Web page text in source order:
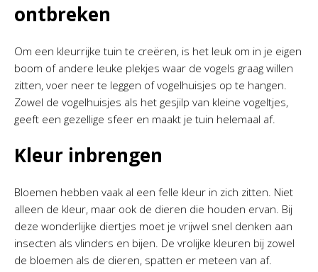
ontbreken
Om een kleurrijke tuin te creëren, is het leuk om in je eigen
boom of andere leuke plekjes waar de vogels graag willen
zitten, voer neer te leggen of vogelhuisjes op te hangen.
Zowel de vogelhuisjes als het gesjilp van kleine vogeltjes,
geeft een gezellige sfeer en maakt je tuin helemaal af.
Kleur inbrengen
Bloemen hebben vaak al een felle kleur in zich zitten. Niet
alleen de kleur, maar ook de dieren die houden ervan. Bij
deze wonderlijke diertjes moet je vrijwel snel denken aan
insecten als vlinders en bijen. De vrolijke kleuren bij zowel
de bloemen als de dieren, spatten er meteen van af.